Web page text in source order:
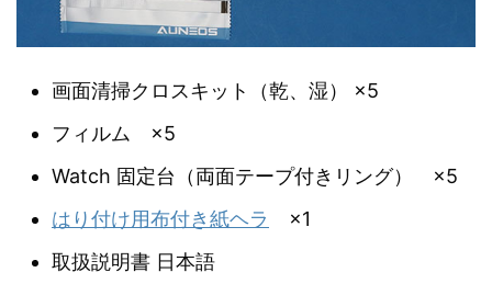
画面清掃クロスキット（乾、湿） ×5
フィルム ×5
Watch 固定台（両面テープ付きリング） ×5
はり付け用布付き紙ヘラ
×1
取扱説明書 日本語